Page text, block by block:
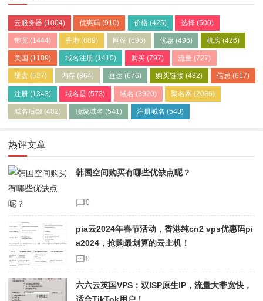
云服务器 (1004) 优惠码 (910) 价格(425) 选择(500)
带宽 (1444) 香港 (689) 网站(696) 优惠(496) 机房 (426)
美国 (1109) 域名注册 (1410) 购买(797) 流量(727)
硬盘 (527) 内存 (864) 直达 (676) 购买链接(482) 信息 (617)
注册 (1343) 域名是 (573) 域名 (3920) 聚名网 (2086)
域名后缀 (482) 顶级域名 (541) 注册域名 (543)
热评文章
韩国空间购买有哪些优缺点呢？
0
pia云2024年春节活动，香港纯cn2 vps优惠码pi
a2024，抢购最划算的云主机！
0
六六云英国VPS：双ISP原生IP，流量大带宽快，